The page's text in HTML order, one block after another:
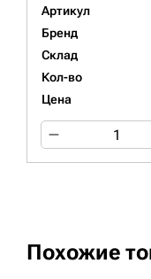
Артикул
Бренд
Склад
Кол-во
Цена
Похожие